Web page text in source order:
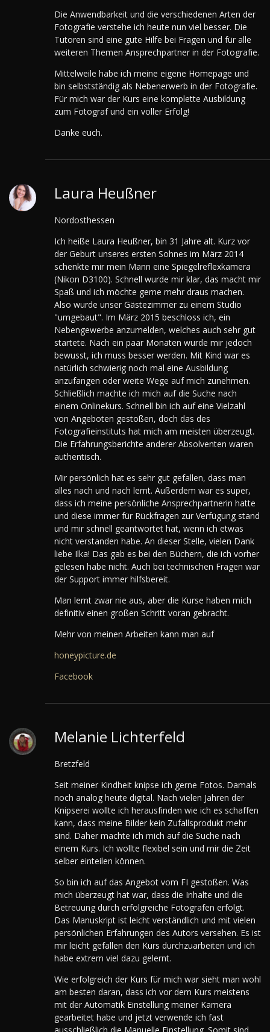
Die Anwendbarkeit und die verschiedenen Arten der
Fotografie verstehe ich heute nun viel besser. Die
Tutoren sind eine gute Hilfe bei Fragen und für alle
weiteren Themen Ansprechpartner in der Fotografie.
Mittelweile habe ich meine eigene Homepage und
bin selbstständig als Nebenerwerb in der Fotografie.
Für mich war der Kurs eine komplette Ausbildung
zum Fotograf und ein voller Erfolg!
Danke euch.
Laura Heußner
Nordosthessen
Ich heiße Laura Heußner, bin 31 Jahre alt. Kurz vor
der Geburt unseres ersten Sohnes im März 2014
schenkte mir mein Mann eine Spiegelreflexkamera
(Nikon D3100). Schnell wurde mir klar, das macht mir
Spaß und ich möchte gerne mehr draus machen.
Also wurde unser Gästezimmer zu einem Studio
"umgebaut". Im März 2015 beschloss ich, ein
Nebengewerbe anzumelden, welches auch sehr gut
startete. Nach ein paar Monaten wurde mir jedoch
bewusst, ich muss besser werden. Mit Kind war es
natürlich schwierig noch mal eine Ausbildung
anzufangen oder weite Wege auf mich zunehmen.
Schließlich machte ich mich auf die Suche nach
einem Onlinekurs. Schnell bin ich auf eine Vielzahl
von Angeboten gestoßen, doch das des
Fotografieinstituts hat mich am meisten überzeugt.
Die Erfahrungsberichte anderer Absolventen waren
authentisch.
Mir persönlich hat es sehr gut gefallen, dass man
alles nach und nach lernt. Außerdem war es super,
dass ich meine persönliche Ansprechpartnerin hatte
und diese immer für Rückfragen zur Verfügung stand
und mir schnell geantwortet hat, wenn ich etwas
nicht verstanden habe. An dieser Stelle, vielen Dank
liebe Ilka! Das gab es bei den Büchern, die ich vorher
gelesen habe nicht. Auch bei technischen Fragen war
der Support immer hilfsbereit.
Man lernt zwar nie aus, aber die Kurse haben mich
definitiv einen großen Schritt voran gebracht.
Mehr von meinen Arbeiten kann man auf
honeypicture.de
Facebook
Melanie Lichterfeld
Bretzfeld
Seit meiner Kindheit knipse ich gerne Fotos. Damals
noch analog heute digital. Nach vielen Jahren der
Knipserei wollte ich herausfinden wie ich es schaffen
kann, dass meine Bilder kein Zufallsprodukt mehr
sind. Daher machte ich mich auf die Suche nach
einem Kurs. Ich wollte flexibel sein und mir die Zeit
selber einteilen können.
So bin ich auf das Angebot vom FI gestoßen. Was
mich überzeugt hat war, dass die Inhalte und die
Betreuung durch erfolgreiche Fotografen erfolgt.
Das Manuskript ist leicht verständlich und mit vielen
persönlichen Erfahrungen des Autors versehen. Es ist
mir leicht gefallen den Kurs durchzuarbeiten und ich
habe extrem viel dazu gelernt.
Wie erfolgreich der Kurs für mich war sieht man wohl
am besten daran, dass ich vor dem Kurs meistens
mit der Automatik Einstellung meiner Kamera
gearbeitet habe und jetzt verwende ich fast